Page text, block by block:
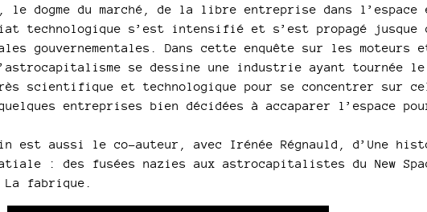
le dogme du marché, de la libre entreprise dans l’espace
technologique s’est intensifié et s’est propagé jusque
gouvernementales. Dans cette enquête sur les moteurs
se dessine une industrie ayant tournée le
scientifique et technologique pour se concentrer sur
entreprises bien décidées à accaparer l’espace
est aussi le co-auteur, avec Irénée Régnauld, d’Une
: des fusées nazies aux astrocapitalistes du New
fabrique.